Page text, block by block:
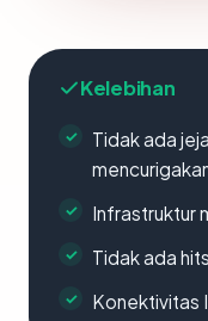
Kelebihan
Tidak ada
Infrastruktur
Tidak ada
Konektivitas